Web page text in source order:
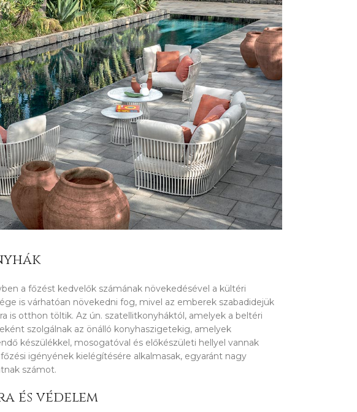
a főzést kedvelők számának növekedésével a kültéri
is várhatóan növekedni fog, mivel az emberek szabadidejük
is otthon töltik. Az ún. szatellitkonyháktól, amelyek a beltéri
szolgálnak az önálló konyhaszigetekig, amelyek
készülékkel, mosogatóval és előkészületi hellyel vannak
igényének kielégítésére alkalmasak, egyaránt nagy
számot.
és védelem